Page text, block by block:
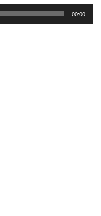
00:00